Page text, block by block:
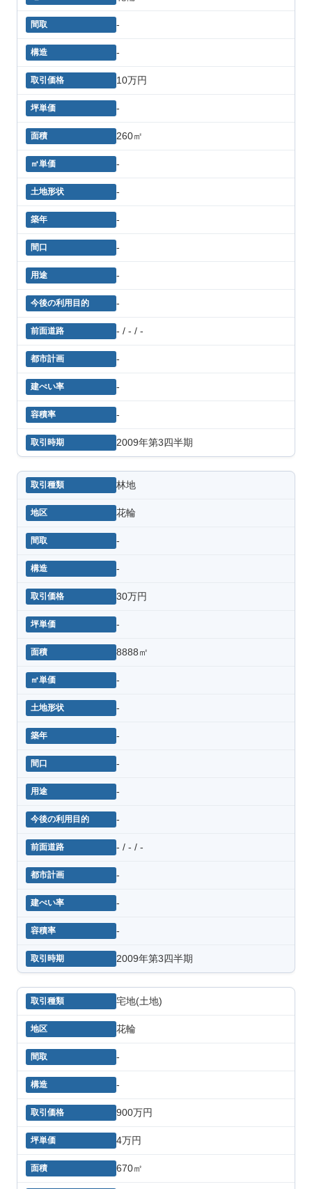
-
-
10万円
-
260㎡
-
-
-
-
-
-
- / - / -
-
-
-
2009年第3四半期
林地
花輪
-
-
30万円
-
8888㎡
-
-
-
-
-
-
- / - / -
-
-
-
2009年第3四半期
宅地(土地)
花輪
-
-
900万円
4万円
670㎡